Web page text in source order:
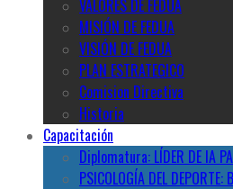
VALORES DE FEDUA
MISIÓN DE FEDUA
VISIÓN DE FEDUA
PLAN ESTRATEGICO
Comision Directiva
Historia
Capacitación
Diplomatura: LÍDER DE IA
PSICOLOGÍA DEL DEPORTE: